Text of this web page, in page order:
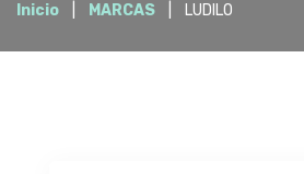
Inicio MARCAS LUDILO